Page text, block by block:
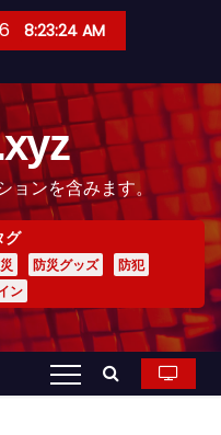
8:23:26 AM
ョンを含みます。
グ
防災グッズ
防犯
ン